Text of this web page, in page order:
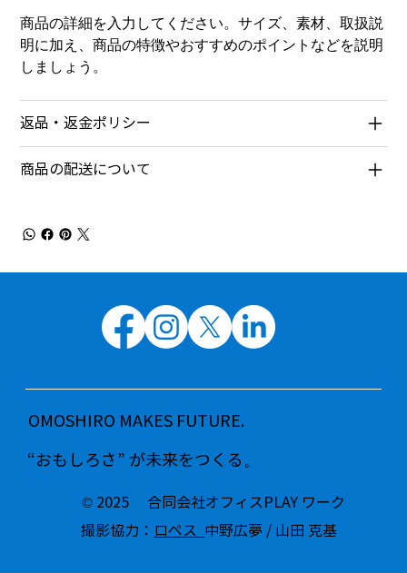
商品の詳細を入力してください。サイズ、素材、取扱説
明に加え、商品の特徴やおすすめのポイントなどを説明
しましょう。
返品・返金ポリシー
商品の配送について
OMOSHIRO MAKES FUTURE.
“おもしろさ” が未来をつくる。
© 2025 合同会社オフィスPLAY ワーク
撮影協力： ロペス 中野広夢 / 山田 克基